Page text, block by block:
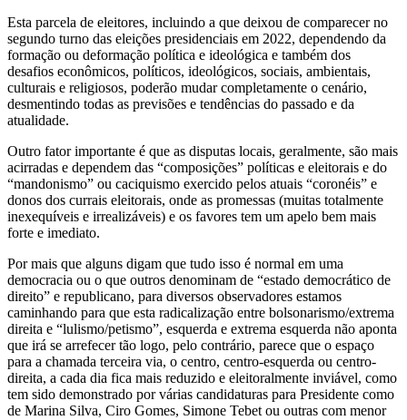
Esta parcela de eleitores, incluindo a que deixou de comparecer no
segundo turno das eleições presidenciais em 2022, dependendo da
formação ou deformação política e ideológica e também dos
desafios econômicos, políticos, ideológicos, sociais, ambientais,
culturais e religiosos, poderão mudar completamente o cenário,
desmentindo todas as previsões e tendências do passado e da
atualidade.
Outro fator importante é que as disputas locais, geralmente, são mais
acirradas e dependem das “composições” políticas e eleitorais e do
“mandonismo” ou caciquismo exercido pelos atuais “coronéis” e
donos dos currais eleitorais, onde as promessas (muitas totalmente
inexequíveis e irrealizáveis) e os favores tem um apelo bem mais
forte e imediato.
Por mais que alguns digam que tudo isso é normal em uma
democracia ou o que outros denominam de “estado democrático de
direito” e republicano, para diversos observadores estamos
caminhando para que esta radicalização entre bolsonarismo/extrema
direita e “lulismo/petismo”, esquerda e extrema esquerda não aponta
que irá se arrefecer tão logo, pelo contrário, parece que o espaço
para a chamada terceira via, o centro, centro-esquerda ou centro-
direita, a cada dia fica mais reduzido e eleitoralmente inviável, como
tem sido demonstrado por várias candidaturas para Presidente como
de Marina Silva, Ciro Gomes, Simone Tebet ou outras com menor